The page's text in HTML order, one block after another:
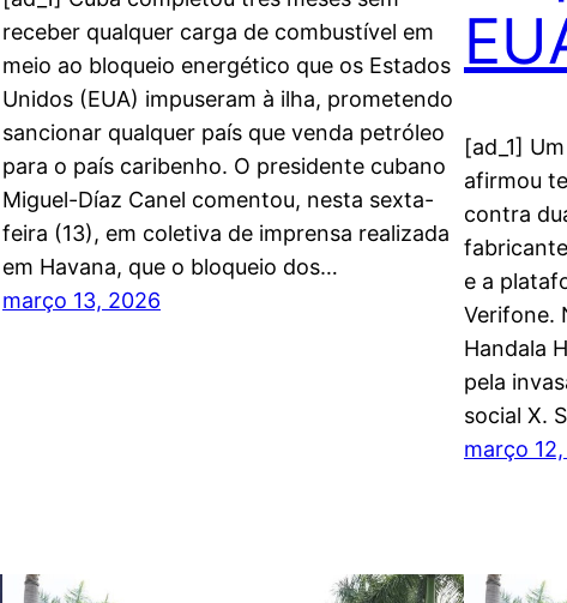
receber qualquer carga de combustível em
meio ao bloqueio energético que os Estados
Unidos (EUA) impuseram à ilha, prometendo
sancionar qualquer país que venda petróleo
para o país caribenho. O presidente cubano
Miguel-Díaz Canel comentou, nesta sexta-
feira (13), em coletiva de imprensa realizada
em Havana, que o bloqueio dos…
março 13, 2026
[ad_1]
afirmou
contra
e a
Verifone.
Handala
pela
social X.
março